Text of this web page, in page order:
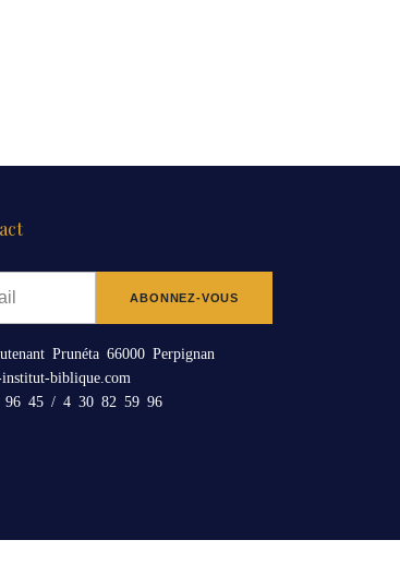
Prunéta 66000 Perpignan
institut-biblique.com
96 45 / 4 30 82 59 96